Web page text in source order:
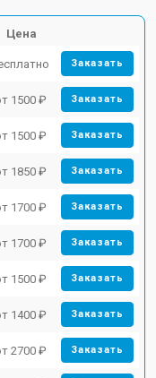
Цена
Заказать
1500 ₽ Заказать
1500 ₽ Заказать
1850 ₽ Заказать
1700 ₽ Заказать
1700 ₽ Заказать
1500 ₽ Заказать
1400 ₽ Заказать
2700 ₽ Заказать